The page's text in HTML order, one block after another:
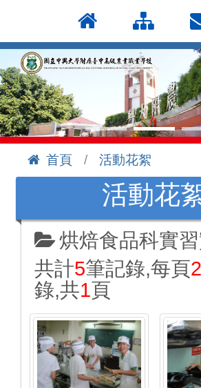
到
主
要
內
容
區
首頁
活動花絮
活動花
烘焙食品科實
共計5筆記錄,每頁
錄,共1頁